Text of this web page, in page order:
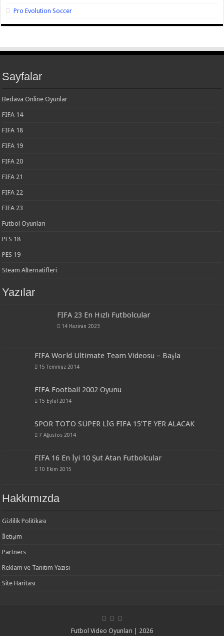
Pro Evolution Soccer
Sayfalar
Bedava Online Oyunlar
FIFA 14
FIFA 18
FIFA 19
FIFA 20
FIFA 21
FIFA 22
FIFA 23
Futbol Oyunları
PES 18
PES 19
Steam Alternatifleri
Yazılar
FIFA 23 En Hızlı Futbolcular
14 Haziran 2023
FIFA World Ultimate Team Videosu – Başla
15 Temmuz 2014
FIFA Football 2002 Oyunu
15 Eylül 2014
SPOR TOTO SÜPER LİG FIFA 15’TE YER ALACAK
7 Ağustos 2014
FIFA 16 En İyi 10 Şut Atan Futbolcular
10 Ekim 2015
Hakkımızda
Gizlilik Politikası
İletişim
Partners
Reklam ve Tanıtım Yazısı
Site Haritası
Futbol Video Oyunları | 2026